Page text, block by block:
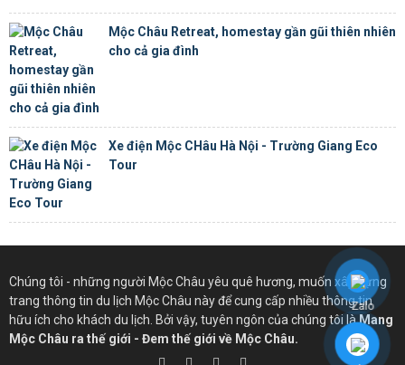
Mộc Châu Retreat, homestay gần gũi thiên nhiên
cho cả gia đình
Xe điện Mộc CHâu Hà Nội - Trường Giang Eco
Tour
Chúng tôi - những người Mộc Châu yêu quê hương, muốn xây dựng
trang thông tin du lịch Mộc Châu này để cung cấp nhiều thông tin
hữu ích cho khách du lịch. Bởi vậy, tuyên ngôn của chúng tôi làMang
Mộc Châu ra thế giới - Đem thế giới về Mộc Châu.